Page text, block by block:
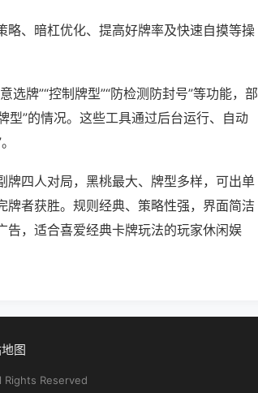
、暗杠优化、提高好牌率及快速自摸等操
牌”“控制牌型”“防检测防封号”等功能，部
型”的情况。这些工具通过后台运行、自动
四人对局，黑桃最大、牌型多样，可出单
者获胜。规则经典、策略性强，界面简洁
，适合喜爱经典卡牌玩法的玩家休闲娱
图
Rights Reserved